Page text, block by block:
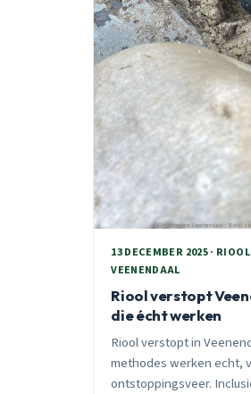
13 DECEMBER 2025 ·
VEENENDAAL
Riool verstopt
die écht werken
Riool verstopt in
methodes werken echt,
ontstoppingsveer.